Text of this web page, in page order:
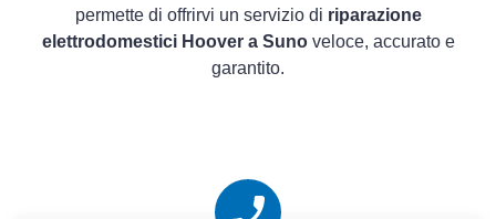
permette di offrirvi un servizio di riparazione
elettrodomestici Hoover a Sunoveloce, accurato e
garantito.